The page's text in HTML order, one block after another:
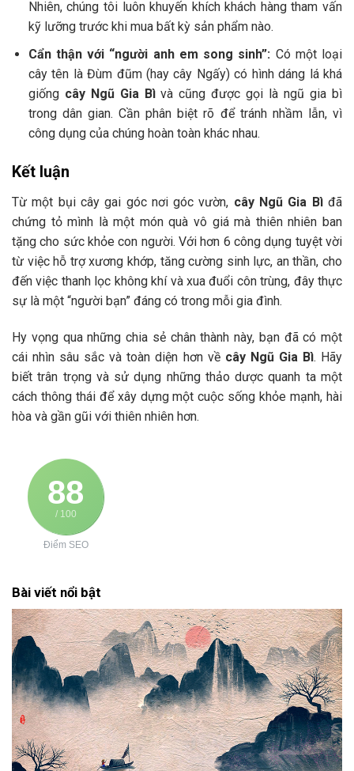
Nhiên, chúng tôi luôn khuyến khích khách hàng tham vấn
kỹ lưỡng trước khi mua bất kỳ sản phẩm nào.
Cẩn thận với “người anh em song sinh”: Có một loại
cây tên là Đùm đũm (hay cây Ngấy) có hình dáng lá khá
giống cây Ngũ Gia Bìvà cũng được gọi là ngũ gia bì
trong dân gian. Cần phân biệt rõ để tránh nhầm lẫn, vì
công dụng của chúng hoàn toàn khác nhau.
Kết luận
Từ một bụi cây gai góc nơi góc vườn, cây Ngũ Gia Bìđã
chứng tỏ mình là một món quà vô giá mà thiên nhiên ban
tặng cho sức khỏe con người. Với hơn 6 công dụng tuyệt vời
từ việc hỗ trợ xương khớp, tăng cường sinh lực, an thần, cho
đến việc thanh lọc không khí và xua đuổi côn trùng, đây thực
sự là một “người bạn” đáng có trong mỗi gia đình.
Hy vọng qua những chia sẻ chân thành này, bạn đã có một
cái nhìn sâu sắc và toàn diện hơn về cây Ngũ Gia Bì. Hãy
biết trân trọng và sử dụng những thảo dược quanh ta một
cách thông thái để xây dựng một cuộc sống khỏe mạnh, hài
hòa và gần gũi với thiên nhiên hơn.
88
/ 100
Điểm SEO
Bài viết nổi bật